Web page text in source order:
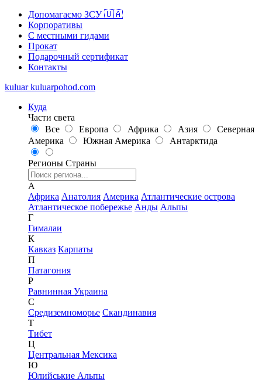
Допомагаємо ЗСУ 🇺🇦
Корпоративы
С местными гидами
Прокат
Подарочный сертификат
Контакты
kuluar kuluarpohod.com
Куда
Части света
Все
Европа Африка Азия
Северная
Америка
Южная Америка Антарктида
Регионы Страны
А
Африка Анатолия Америка Атлантические острова
Атлантическое побережье Анды Альпы
Г
Гималаи
К
Кавказ Карпаты
П
Патагония
Р
Равнинная Украина
С
Средиземноморье Скандинавия
Т
Тибет
Ц
Центральная Мексика
Ю
Юлийськие Альпы